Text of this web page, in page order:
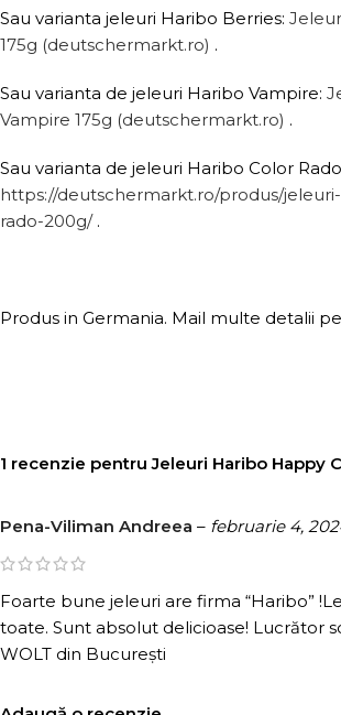
Sau varianta jeleuri Haribo Berries:
175g (deutschermarkt.ro) .
Sau varianta de jeleuri Haribo Vampire:
Vampire 175g (deutschermarkt.ro) .
Sau varianta de jeleuri Haribo Color
https://deutschermarkt.ro/produs/
rado-200g/.
Produs in Germania. Mail multe detalii pe
1 recenzie pentruJeleuri Haribo Happy
Pena-Viliman Andreea – februarie 4,
Foarte bune jeleuri are firma “Haribo”
toate. Sunt absolut delicioase! Lucrător
WOLT din Bucureṣti